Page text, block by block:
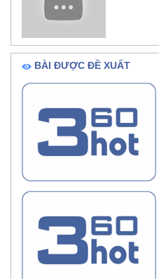
BÀI ĐƯỢC ĐỀ XUẤT